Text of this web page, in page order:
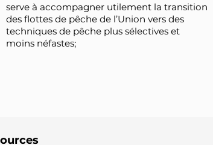
serve à accompagner utilement la transition
des flottes de pêche de l’Union vers des
techniques de pêche plus sélectives et
moins néfastes;